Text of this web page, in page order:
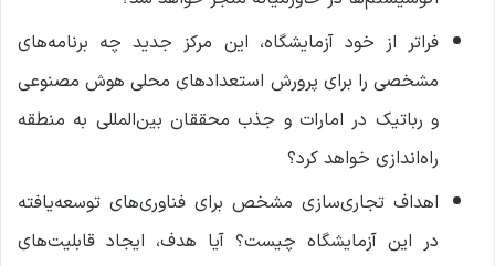
فراتر از خود آزمایشگاه، این مرکز جدید چه برنامه‌های
مشخصی را برای پرورش استعدادهای محلی هوش مصنوعی
و رباتیک در امارات و جذب محققان بین‌المللی به منطقه
راه‌اندازی خواهد کرد؟
اهداف تجاری‌سازی مشخص برای فناوری‌های توسعه‌یافته
در این آزمایشگاه چیست؟ آیا هدف، ایجاد قابلیت‌های